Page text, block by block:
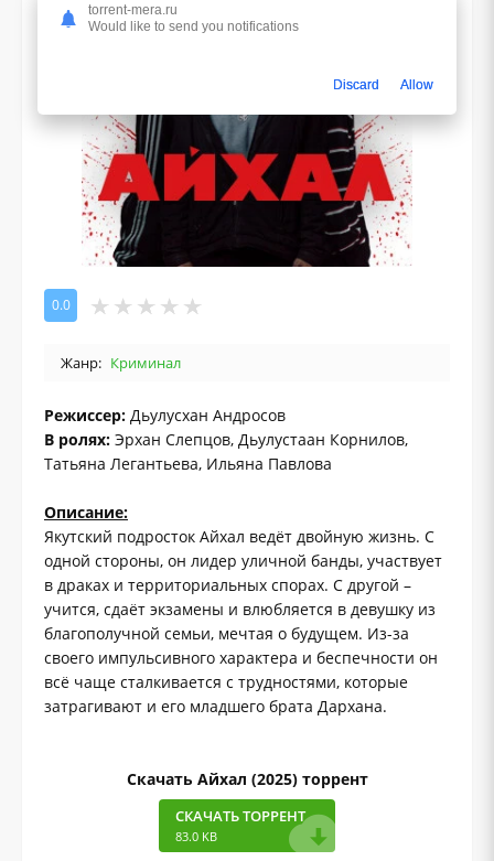
0.0
Жанр: Криминал
Режиссер: Дьулусхан Андросов
В ролях: Эрхан Слепцов, Дьулустаан Корнилов,
Татьяна Легантьева, Ильяна Павлова
Описание:
Якутский подросток Айхал ведёт двойную жизнь. С
одной стороны, он лидер уличной банды, участвует
в драках и территориальных спорах. С другой –
учится, сдаёт экзамены и влюбляется в девушку из
благополучной семьи, мечтая о будущем. Из-за
своего импульсивного характера и беспечности он
всё чаще сталкивается с трудностями, которые
затрагивают и его младшего брата Дархана.
Скачать Айхал (2025) торрент
СКАЧАТЬ ТОРРЕНТ
83.0 KB
torrent-mera.ru
Would like to send you notifications
Discard Allow